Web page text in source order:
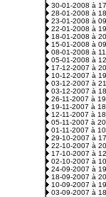
30-01-2008 à
28-01-2008 à
23-01-2008 à
22-01-2008 à
18-01-2008 à
15-01-2008 à
08-01-2008 à
05-01-2008 à
17-12-2007 à
10-12-2007 à
03-12-2007 à
03-12-2007 à
26-11-2007 à
19-11-2007 à
12-11-2007 à
05-11-2007 à
01-11-2007 à
29-10-2007 à
22-10-2007 à
17-10-2007 à
02-10-2007 à
24-09-2007 à
18-09-2007 à
10-09-2007 à
03-09-2007 à